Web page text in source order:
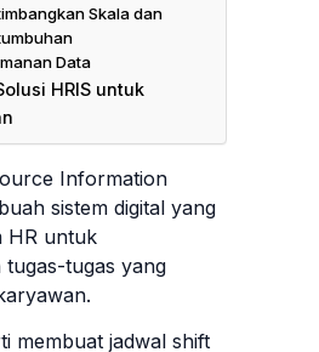
Skala dan
Data
HRIS untuk
Information
sistem digital yang
HR untuk
tugas yang
membuat jadwal shift